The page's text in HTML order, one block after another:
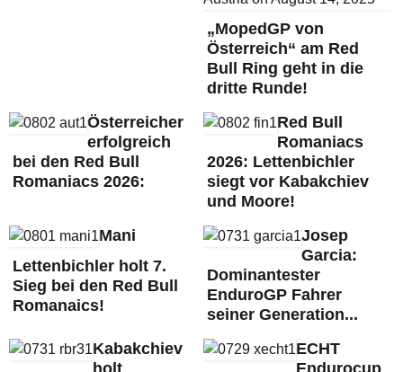
„MopedGP von
Österreich“ am Red
Bull Ring geht in die
dritte Runde!
Österreicher
erfolgreich
bei den Red Bull
Romaniacs 2026:
Red Bull
Romaniacs
2026: Lettenbichler
siegt vor Kabakchiev
und Moore!
Mani
Lettenbichler holt 7.
Sieg bei den Red Bull
Romanaics!
Josep
Garcia:
Dominantester
EnduroGP Fahrer
seiner Generation...
Kabakchiev
holt
ECHT
Endurocup